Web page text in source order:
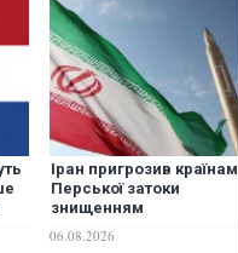
Іран пригрозив країнам
Перської затоки
знищенням
у разі нових атак США, -
06.08.2026